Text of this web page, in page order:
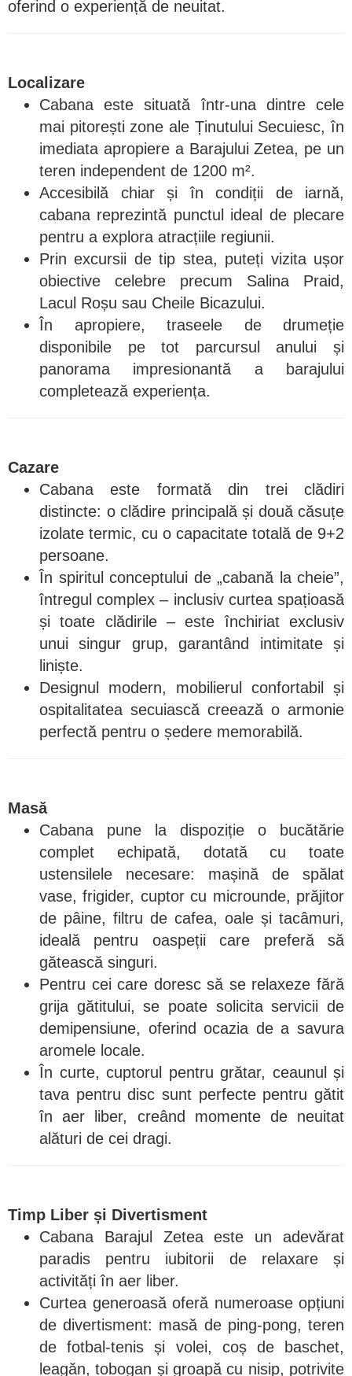
oferind o experiență de neuitat.
Localizare
Cabana este situată într-una dintre cele
mai pitorești zone ale Ținutului Secuiesc, în
imediata apropiere a Barajului Zetea, pe un
teren independent de 1200 m².
Accesibilă chiar și în condiții de iarnă,
cabana reprezintă punctul ideal de plecare
pentru a explora atracțiile regiunii.
Prin excursii de tip stea, puteți vizita ușor
obiective celebre precum Salina Praid,
Lacul Roșu sau Cheile Bicazului.
În apropiere, traseele de drumeție
disponibile pe tot parcursul anului și
panorama impresionantă a barajului
completează experiența.
Cazare
Cabana este formată din trei clădiri
distincte: o clădire principală și două căsuțe
izolate termic, cu o capacitate totală de 9+2
persoane.
În spiritul conceptului de „cabană la cheie”,
întregul complex – inclusiv curtea spațioasă
și toate clădirile – este închiriat exclusiv
unui singur grup, garantând intimitate și
liniște.
Designul modern, mobilierul confortabil și
ospitalitatea secuiască creează o armonie
perfectă pentru o ședere memorabilă.
Masă
Cabana pune la dispoziție o bucătărie
complet echipată, dotată cu toate
ustensilele necesare: mașină de spălat
vase, frigider, cuptor cu microunde, prăjitor
de pâine, filtru de cafea, oale și tacâmuri,
ideală pentru oaspeții care preferă să
gătească singuri.
Pentru cei care doresc să se relaxeze fără
grija gătitului, se poate solicita servicii de
demipensiune, oferind ocazia de a savura
aromele locale.
În curte, cuptorul pentru grătar, ceaunul și
tava pentru disc sunt perfecte pentru gătit
în aer liber, creând momente de neuitat
alături de cei dragi.
Timp Liber și Divertisment
Cabana Barajul Zetea este un adevărat
paradis pentru iubitorii de relaxare și
activități în aer liber.
Curtea generoasă oferă numeroase opțiuni
de divertisment: masă de ping-pong, teren
de fotbal-tenis și volei, coș de baschet,
leagăn, tobogan și groapă cu nisip, potrivite